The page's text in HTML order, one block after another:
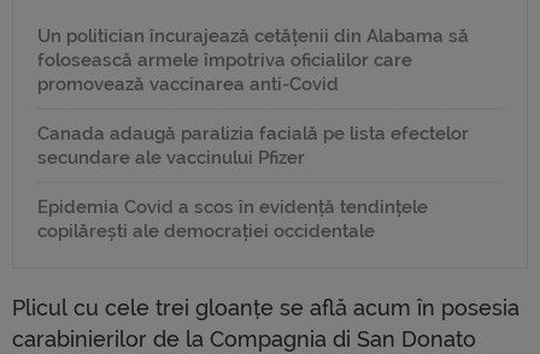
Un politician încurajează cetățenii din Alabama să
folosească armele împotriva oficialilor care
promovează vaccinarea anti-Covid
Canada adaugă paralizia facială pe lista efectelor
secundare ale vaccinului Pfizer
Epidemia Covid a scos în evidență tendințele
copilărești ale democrației occidentale
Plicul cu cele trei gloanțe se află acum în posesia
carabinierilor de la Compagnia di San Donato